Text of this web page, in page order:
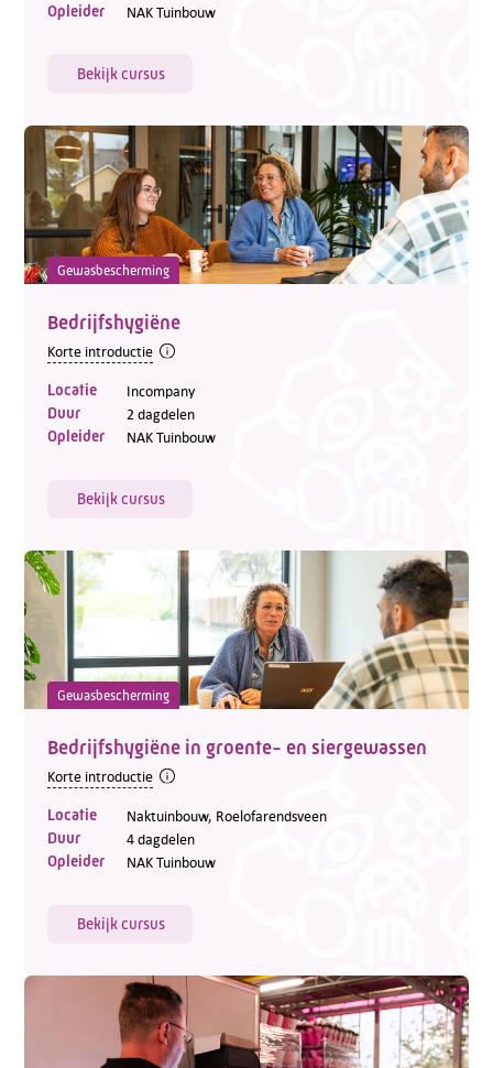
Opleider NAK Tuinbouw
Bekijk cursus
Gewasbescherming
Bedrijfshygiëne
Korte introductie
Locatie Incompany
Duur 2 dagdelen
Opleider NAK Tuinbouw
Bekijk cursus
Gewasbescherming
Bedrijfshygiëne in groente- en siergewassen
Korte introductie
Locatie Naktuinbouw, Roelofarendsveen
Duur 4 dagdelen
Opleider NAK Tuinbouw
Bekijk cursus